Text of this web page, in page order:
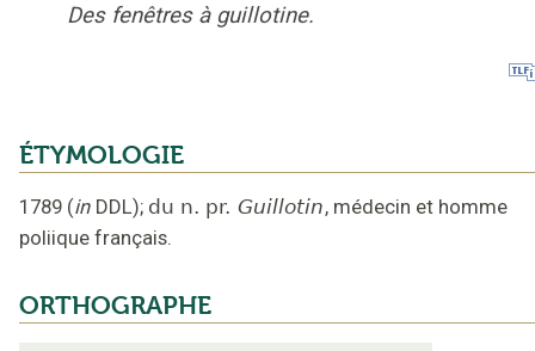
Des fenêtres à guillotine.
ÉTYMOLOGIE
1789 (in DDL); du n. pr. Guillotin, médecin et homme
poliique français.
ORTHOGRAPHE